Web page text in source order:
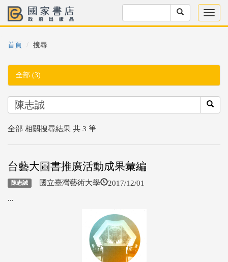
首頁 搜尋
全部 (3)
全部 相關搜尋結果 共 3 筆
台藝大圖書推廣活動成果彙編
陳志誠 國立臺灣藝術大學 2017/12/01
...